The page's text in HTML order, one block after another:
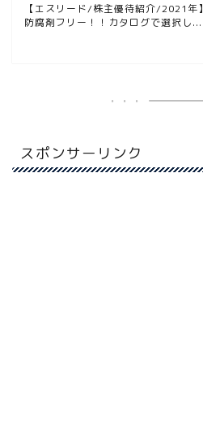
【エスリード/株主優待紹介/2021年】
防腐剤フリー！！カタログで選択し...
スポンサーリンク